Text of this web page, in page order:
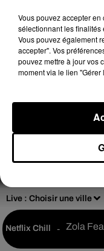
Live : Choisir une ville
Netflix Chill - Zola
DesignOlivier Varma
Mentions légales
Vous pouvez accepter en
sélectionnant les finalités
Vous pouvez également
accepter". Vos
pouvez mettre à jour vos
moment via le lien